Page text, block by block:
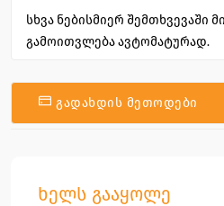
სხვა ნებისმიერ შემთხვევაში
გამოითვლება ავტომატურად.
გადახდის მეთოდები
ხელს გააყოლე